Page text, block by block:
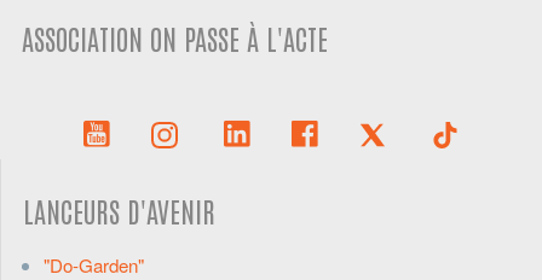
ASSOCIATION ON PASSE À L'ACTE
LANCEURS D'AVENIR
"Do-Garden"